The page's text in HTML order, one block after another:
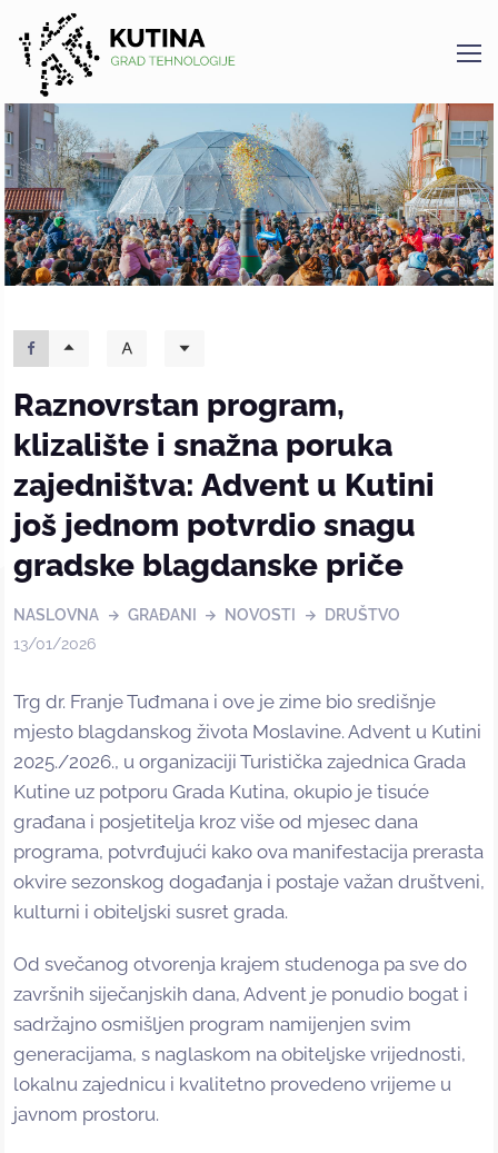
Kutina
Raznovrstan program,
klizalište i snažna poruka
zajedništva: Advent u Kutini
još jednom potvrdio snagu
gradske blagdanske priče
NASLOVNA GRAĐANI NOVOSTI
DRUŠTVO
13/01/2026
Trg dr. Franje Tuđmana i ove je zime bio središnje
mjesto blagdanskog života Moslavine. Advent u Kutini
2025./2026., u organizaciji Turistička zajednica Grada
Kutine uz potporu Grada Kutina, okupio je tisuće
građana i posjetitelja kroz više od mjesec dana
programa, potvrđujući kako ova manifestacija prerasta
okvire sezonskog događanja i postaje važan društveni,
kulturni i obiteljski susret grada.
Od svečanog otvorenja krajem studenoga pa sve do
završnih siječanjskih dana, Advent je ponudio bogat i
sadržajno osmišljen program namijenjen svim
generacijama, s naglaskom na obiteljske vrijednosti,
lokalnu zajednicu i kvalitetno provedeno vrijeme u
javnom prostoru.